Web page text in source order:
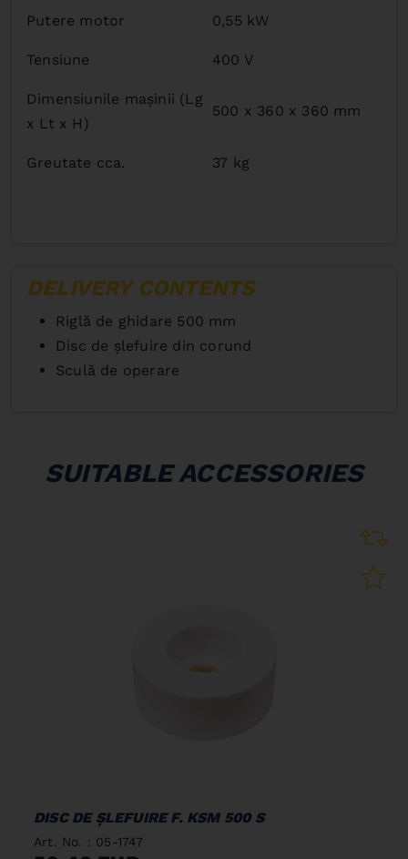
Putere motor 0,55 kW
Tensiune 400 V
Dimensiunile maşinii (Lg
x Lt x H)
500 x 360 x 360 mm
Greutate cca. 37 kg
DELIVERY CONTENTS
Riglă de ghidare 500 mm
Disc de şlefuire din corund
Sculă de operare
SUITABLE ACCESSORIES
DISC DE ȘLEFUIRE F. KSM 500 S
Art. No. : 05-1747